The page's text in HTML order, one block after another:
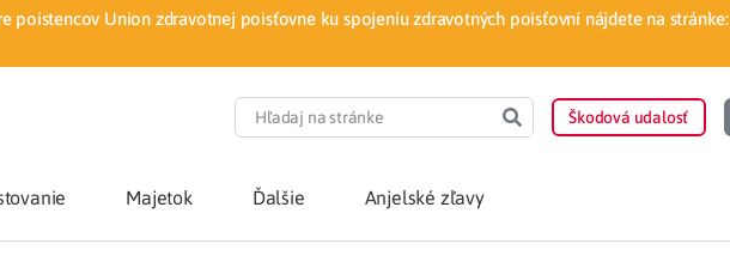
poistencov Union zdravotnej poisťovne ku spojeniu zdravotných poisťovní nájdete na stránke:
Škodová udalosť
Majetok Ďalšie Anjelské zľavy